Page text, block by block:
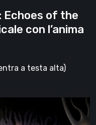
Echoes of the
con l’anima
a testa alta)